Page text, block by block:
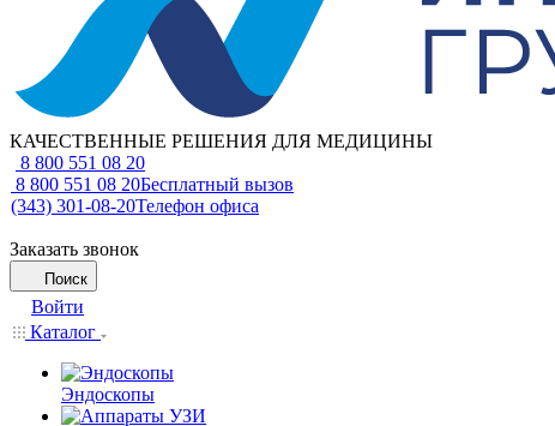
КАЧЕСТВЕННЫЕ РЕШЕНИЯ ДЛЯ МЕДИЦИНЫ
8 800 551 08 20
8 800 551 08 20Бесплатный вызов
(343) 301-08-20Телефон офиса
Заказать звонок
Поиск
Войти
Каталог
Эндоскопы